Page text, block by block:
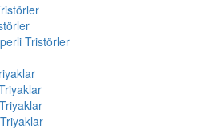
Tristörler